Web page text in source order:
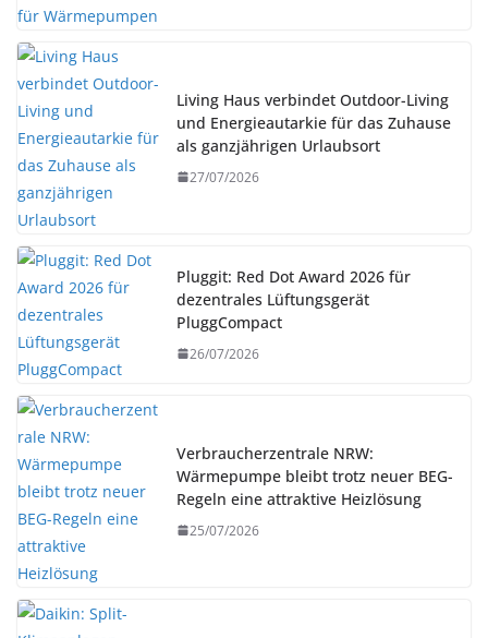
Living Haus verbindet Outdoor-Living
und Energieautarkie für das Zuhause
als ganzjährigen Urlaubsort
27/07/2026
Pluggit: Red Dot Award 2026 für
dezentrales Lüftungsgerät
PluggCompact
26/07/2026
Verbraucherzentrale NRW:
Wärmepumpe bleibt trotz neuer BEG-
Regeln eine attraktive Heizlösung
25/07/2026